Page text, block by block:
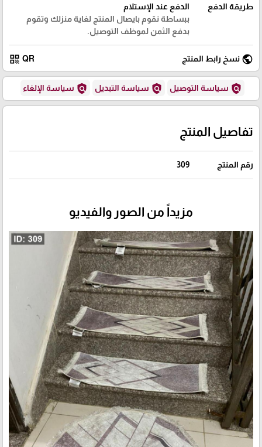
🎓
طريقة الدفع
الدفع عند الإستلام
ببساطة نقوم بايصال المنتج لغاية منزلك وتقوم
بدفع الثمن لموظف التوصيل.
public نسخ رابط المنتج QR
qr_code
policy سياسة التوصيل policy سياسة التبديل policy سياسة الإلغاء
تفاصيل المنتج
رقم المنتج 309
مزيداً من الصور والفيديو